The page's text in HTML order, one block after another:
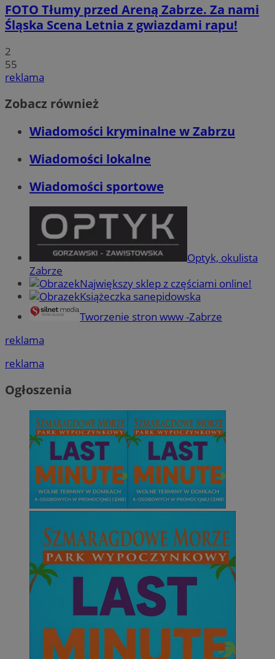
FOTO Tłumy przed Areną Zabrze. Za nami
Śląska Scena Letnia z gwiazdami rapu!
2
55
reklama
Zobacz również
Wiadomości kryminalne w Zabrzu
Wiadomości lokalne
Wiadomości sportowe
Optyk, okulista
Zabrze
Największy sklep z częściami online!
Książeczka sanepidowska
Tworzenie stron www -Zabrze
reklama
reklama
Ogłoszenia